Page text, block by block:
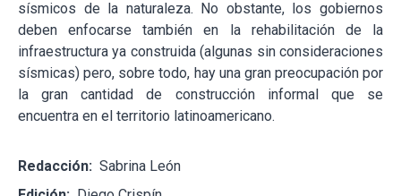
sísmicos de la naturaleza. No obstante, los gobiernos
deben enfocarse también en la rehabilitación de la
infraestructura ya construida (algunas sin consideraciones
sísmicas) pero, sobre todo, hay una gran preocupación por
la gran cantidad de construcción informal que se
encuentra en el territorio latinoamericano.
Redacción: Sabrina León